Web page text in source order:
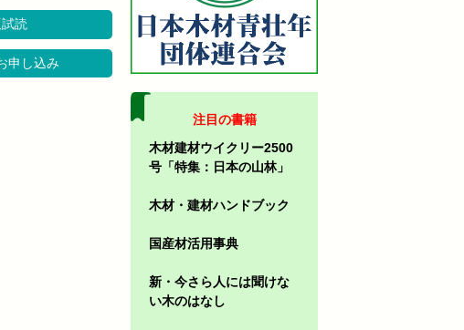
読
申し込み
注目の書籍
木材建材ウイクリー2500
号「特集：日本の山林」
木材・建材ハンドブック
国産材活用事典
新・今さら人には聞けな
い木のはなし